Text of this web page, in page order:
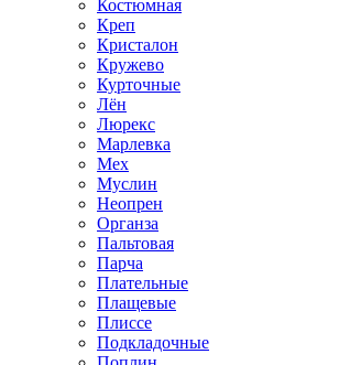
Костюмная
Креп
Кристалон
Кружево
Курточные
Лён
Люрекс
Марлевка
Мех
Муслин
Неопрен
Органза
Пальтовая
Парча
Плательные
Плащевые
Плиссе
Подкладочные